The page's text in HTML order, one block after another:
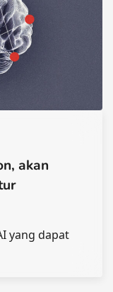
akan
yang dapat